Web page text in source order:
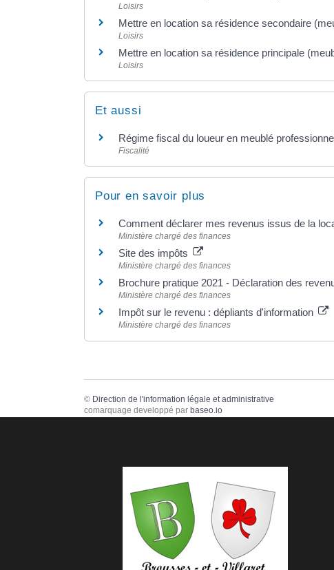
Loisirs
Mettre en location sa résidence secondaire
Loisirs
Mettre en location sa résidence principale
Loisirs
Et aussi
Régime fiscal du loueur en meublé
Fiscalité
Pour en savoir plus
Comment déclarer mes revenus issus de la
Ministère chargé des finances
Site des impôts
Ministère chargé des finances
Brochure pratique 2021 - Déclaration des
Ministère chargé des finances
Impôt sur le revenu : dépliants d'information
Ministère chargé des finances
© Direction de l'information légale et administrative
comarquage developpé par baseo.io